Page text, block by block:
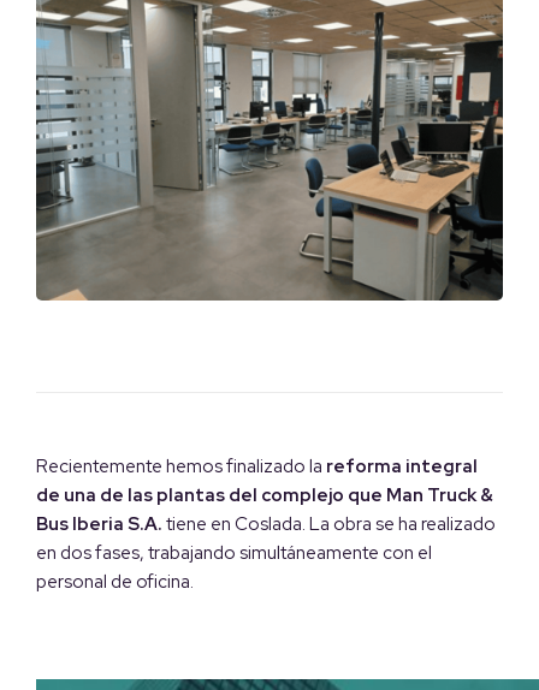
Recientemente hemos finalizado la reforma integral
de una de las plantas del complejo que Man Truck &
Bus Iberia S.A. tiene en Coslada. La obra se ha realizado
en dos fases, trabajando simultáneamente con el
personal de oficina.